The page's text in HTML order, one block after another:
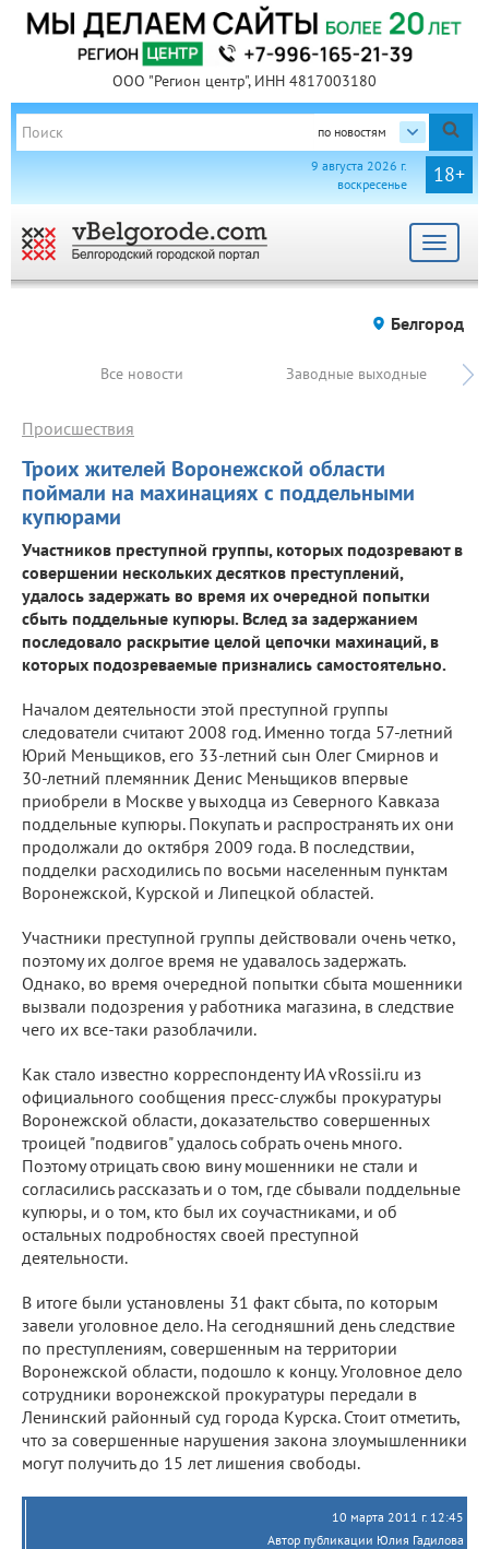
ООО "Регион центр", ИНН 4817003180
по новостям
18+
9 августа 2026 г.
воскресенье
Toggle
Белгород
Все новости Заводные выходные
Троих жителей Воронежской области
поймали на махинациях с поддельными
купюрами
Происшествия
Участников преступной группы, которых подозревают в
совершении нескольких десятков преступлений,
удалось задержать во время их очередной попытки
сбыть поддельные купюры. Вслед за задержанием
последовало раскрытие целой цепочки махинаций, в
которых подозреваемые признались самостоятельно.
Началом деятельности этой преступной группы
следователи считают 2008 год. Именно тогда 57-летний
Юрий Меньщиков, его 33-летний сын Олег Смирнов и
30-летний племянник Денис Меньщиков впервые
приобрели в Москве у выходца из Северного Кавказа
поддельные купюры. Покупать и распространять их они
продолжали до октября 2009 года. В последствии,
подделки расходились по восьми населенным пунктам
Воронежской, Курской и Липецкой областей.
Участники преступной группы действовали очень четко,
поэтому их долгое время не удавалось задержать.
Однако, во время очередной попытки сбыта мошенники
вызвали подозрения у работника магазина, в следствие
чего их все-таки разоблачили.
Как стало известно корреспонденту ИА vRossii.ru из
официального сообщения пресс-службы прокуратуры
Воронежской области, доказательство совершенных
троицей "подвигов" удалось собрать очень много.
Поэтому отрицать свою вину мошенники не стали и
согласились рассказать и о том, где сбывали поддельные
купюры, и о том, кто был их соучастниками, и об
остальных подробностях своей преступной
деятельности.
В итоге были установлены 31 факт сбыта, по которым
завели уголовное дело. На сегодняшний день следствие
по преступлениям, совершенным на территории
Воронежской области, подошло к концу. Уголовное дело
сотрудники воронежской прокуратуры передали в
Ленинский районный суд города Курска. Стоит отметить,
что за совершенные нарушения закона злоумышленники
могут получить до 15 лет лишения свободы.
10 марта 2011 г. 12:45
Автор публикации Юлия Гадилова